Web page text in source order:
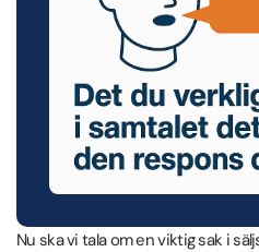
Nu ska vi tala om en viktig sak i